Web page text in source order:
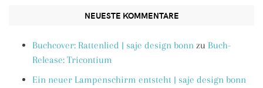
NEUESTE KOMMENTARE
Buchcover: Rattenlied | saje design bonn zu Buch-
Release: Tricontium
Ein neuer Lampenschirm entsteht | saje design bonn